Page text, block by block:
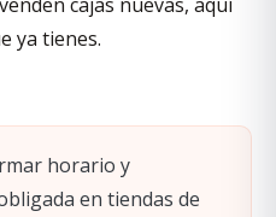
ya tienes.
horario y
en tiendas de